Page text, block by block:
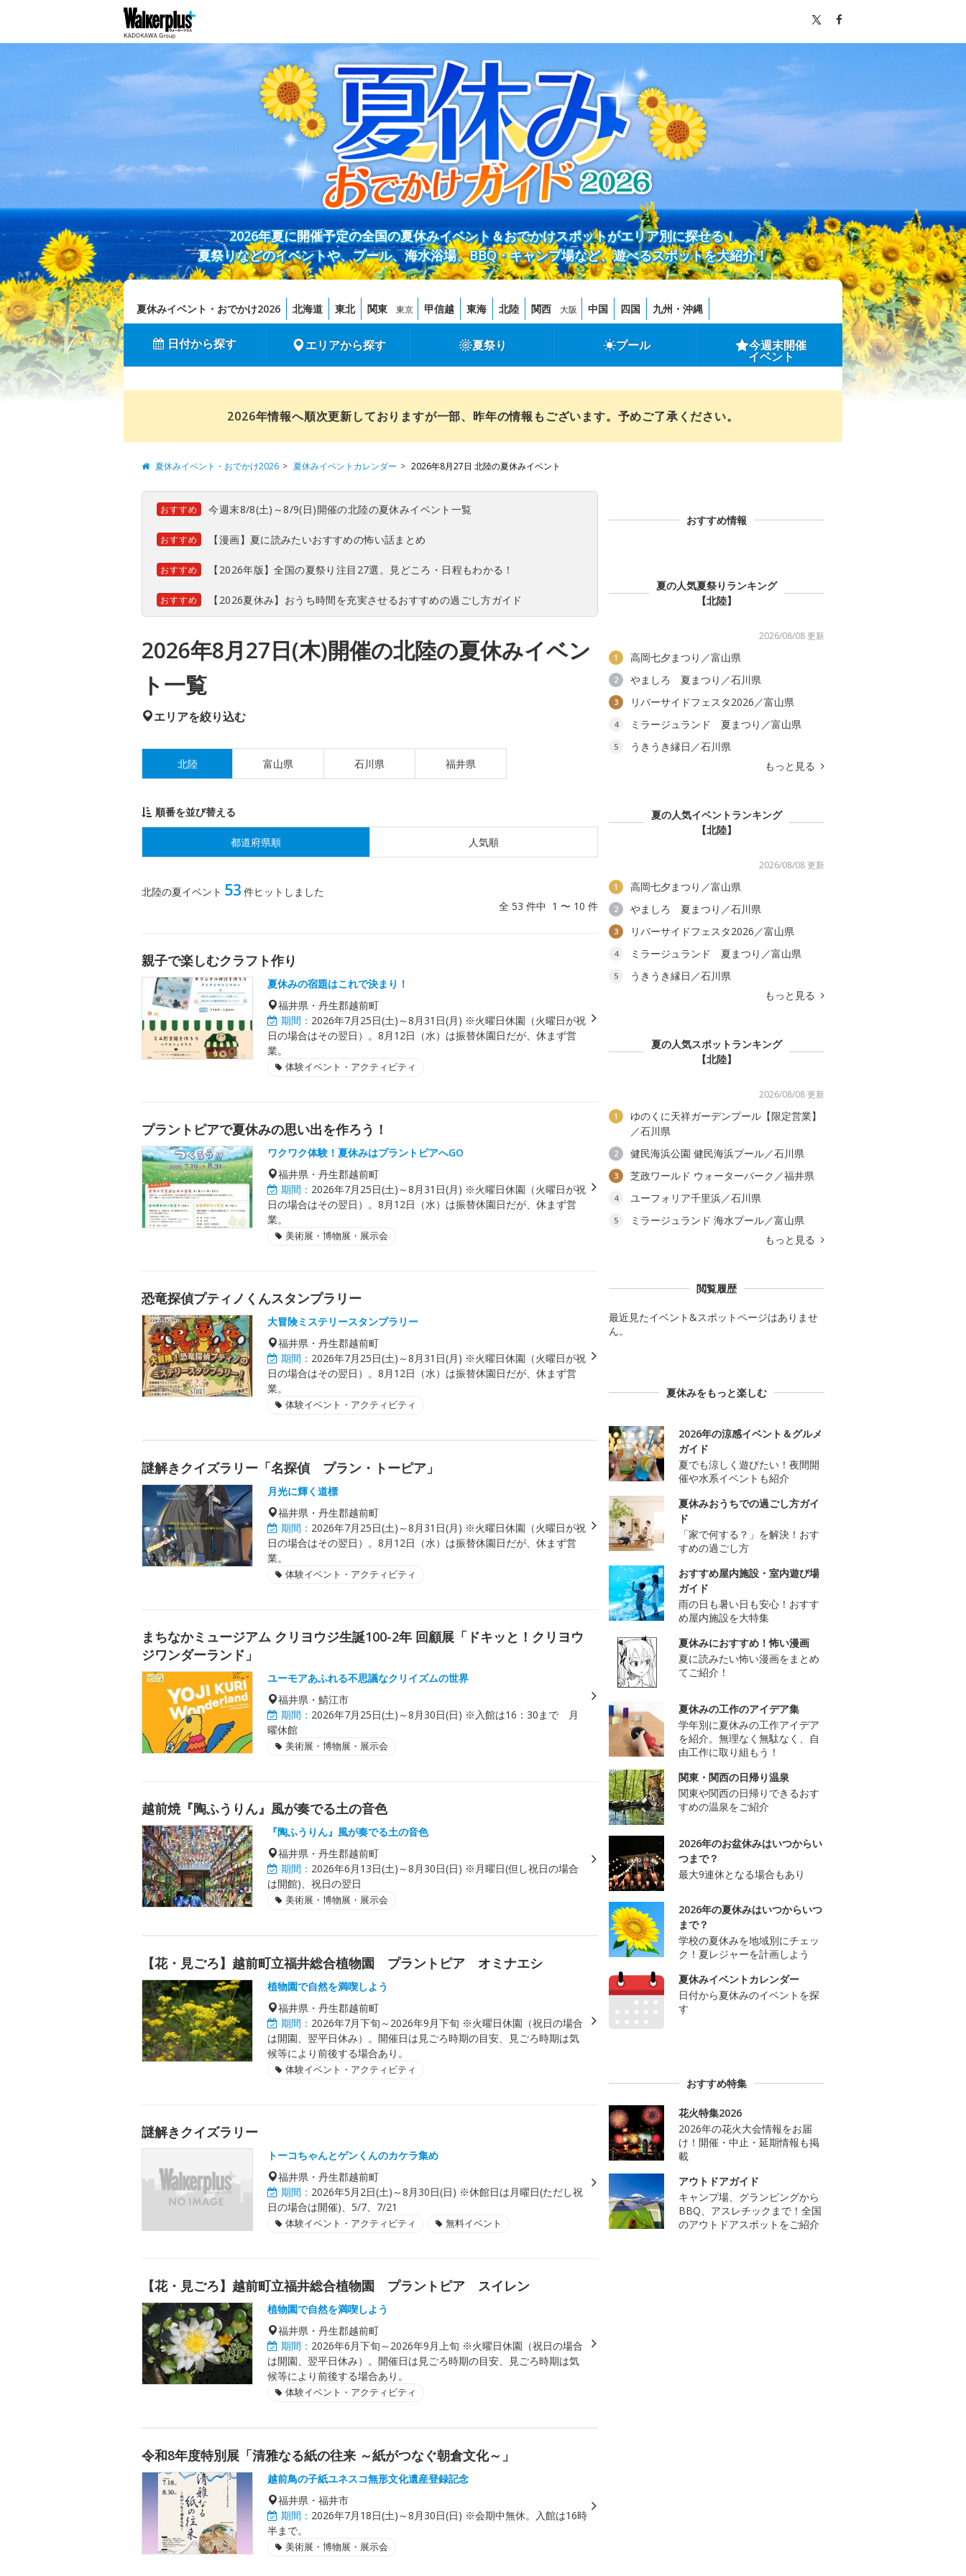
2026年夏に開催予定の全国の夏休みイベント＆おでかけスポットがエリア別に探せる！
夏祭りなどのイベントや、プール、海水浴場、BBQ・キャンプ場など、遊べるスポットを大紹介！
夏休みイベント・おでかけ2026 北海道 東北 関東 東京 甲信越 東海 北陸 関西 大阪 中国 四国 九州・沖縄
日付から探す エリアから探す 夏祭り プール 今週末開催
イベント
2026年情報へ順次更新しておりますが一部、昨年の情報もございます。予めご了承ください。
夏休みイベント・おでかけ2026 夏休みイベントカレンダー 2026年8月27日 北陸の夏休みイベント
おすすめ 今週末8/8(土)～8/9(日)開催の北陸の夏休みイベント一覧
おすすめ 【漫画】夏に読みたいおすすめの怖い話まとめ
おすすめ 【2026年版】全国の夏祭り注目27選。見どころ・日程もわかる！
おすすめ 【2026夏休み】おうち時間を充実させるおすすめの過ごし方ガイド
2026年8月27日(木)開催の北陸の夏休みイベン
ト一覧
エリアを絞り込む
北陸 富山県 石川県 福井県
順番を並び替える
都道府県順 人気順
北陸の夏イベント 53 件ヒットしました
全 53 件中 1 〜 10 件
親子で楽しむクラフト作り
夏休みの宿題はこれで決まり！
福井県・丹生郡越前町
期間： 2026年7月25日(土)～8月31日(月) ※火曜日休園（火曜日が祝
日の場合はその翌日）。8月12日（水）は振替休園日だが、休まず営
業。
体験イベント・アクティビティ
プラントピアで夏休みの思い出を作ろう！
ワクワク体験！夏休みはプラントピアへGO
福井県・丹生郡越前町
期間： 2026年7月25日(土)～8月31日(月) ※火曜日休園（火曜日が祝
日の場合はその翌日）。8月12日（水）は振替休園日だが、休まず営
業。
美術展・博物展・展示会
恐竜探偵プティノくんスタンプラリー
大冒険ミステリースタンプラリー
福井県・丹生郡越前町
期間： 2026年7月25日(土)～8月31日(月) ※火曜日休園（火曜日が祝
日の場合はその翌日）。8月12日（水）は振替休園日だが、休まず営
業。
体験イベント・アクティビティ
謎解きクイズラリー「名探偵 プラン・トーピア」
月光に輝く道標
福井県・丹生郡越前町
期間： 2026年7月25日(土)～8月31日(月) ※火曜日休園（火曜日が祝
日の場合はその翌日）。8月12日（水）は振替休園日だが、休まず営
業。
体験イベント・アクティビティ
まちなかミュージアム クリヨウジ生誕100-2年 回顧展「ドキッと！クリヨウ
ジワンダーランド」
ユーモアあふれる不思議なクリイズムの世界
福井県・鯖江市
期間： 2026年7月25日(土)～8月30日(日) ※入館は16：30まで 月
曜休館
美術展・博物展・展示会
越前焼『陶ふうりん』風が奏でる土の音色
『陶ふうりん』風が奏でる土の音色
福井県・丹生郡越前町
期間： 2026年6月13日(土)～8月30日(日) ※月曜日(但し祝日の場合
は開館)、祝日の翌日
美術展・博物展・展示会
【花・見ごろ】越前町立福井総合植物園 プラントピア オミナエシ
植物園で自然を満喫しよう
福井県・丹生郡越前町
期間： 2026年7月下旬～2026年9月下旬 ※火曜日休園（祝日の場合
は開園、翌平日休み）。開催日は見ごろ時期の目安、見ごろ時期は気
候等により前後する場合あり。
体験イベント・アクティビティ
謎解きクイズラリー
トーコちゃんとゲンくんのカケラ集め
福井県・丹生郡越前町
期間： 2026年5月2日(土)～8月30日(日) ※休館日は月曜日(ただし祝
日の場合は開催)、5/7、7/21
体験イベント・アクティビティ 無料イベント
【花・見ごろ】越前町立福井総合植物園 プラントピア スイレン
植物園で自然を満喫しよう
福井県・丹生郡越前町
期間： 2026年6月下旬～2026年9月上旬 ※火曜日休園（祝日の場合
は開園、翌平日休み）。開催日は見ごろ時期の目安、見ごろ時期は気
候等により前後する場合あり。
体験イベント・アクティビティ
令和8年度特別展「清雅なる紙の往来 ～紙がつなぐ朝倉文化～」
越前鳥の子紙ユネスコ無形文化遺産登録記念
福井県・福井市
期間： 2026年7月18日(土)～8月30日(日) ※会期中無休。入館は16時
半まで。
美術展・博物展・展示会
おすすめ情報
夏の人気夏祭りランキング
【北陸】
2026/08/08 更新
1 高岡七夕まつり／富山県
2 やましろ 夏まつり／石川県
3 リバーサイドフェスタ2026／富山県
4 ミラージュランド 夏まつり／富山県
5
うきうき縁日／石川県
もっと見る
夏の人気イベントランキング
【北陸】
2026/08/08 更新
1 高岡七夕まつり／富山県
2 やましろ 夏まつり／石川県
3 リバーサイドフェスタ2026／富山県
4 ミラージュランド 夏まつり／富山県
5
うきうき縁日／石川県
もっと見る
夏の人気スポットランキング
【北陸】
2026/08/08 更新
1
ゆのくに天祥ガーデンプール【限定営業】
／石川県
2 健民海浜公園 健民海浜プール／石川県
3 芝政ワールド ウォーターパーク／福井県
4 ユーフォリア千里浜／石川県
5
ミラージュランド 海水プール／富山県
もっと見る
閲覧履歴
最近見たイベント&スポットページはありませ
ん。
夏休みをもっと楽しむ
2026年の涼感イベント＆グルメ
ガイド
夏でも涼しく遊びたい！夜間開
催や水系イベントも紹介
夏休みおうちでの過ごし方ガイ
ド
「家で何する？」を解決！おす
すめの過ごし方
おすすめ屋内施設・室内遊び場
ガイド
雨の日も暑い日も安心！おすす
め屋内施設を大特集
夏休みにおすすめ！怖い漫画
夏に読みたい怖い漫画をまとめ
てご紹介！
夏休みの工作のアイデア集
学年別に夏休みの工作アイデア
を紹介。無理なく無駄なく、自
由工作に取り組もう！
関東・関西の日帰り温泉
関東や関西の日帰りできるおす
すめの温泉をご紹介
2026年のお盆休みはいつからい
つまで？
最大9連休となる場合もあり
2026年の夏休みはいつからいつ
まで？
学校の夏休みを地域別にチェッ
ク！夏レジャーを計画しよう
夏休みイベントカレンダー
日付から夏休みのイベントを探
す
おすすめ特集
花火特集2026
2026年の花火大会情報をお届
け！開催・中止・延期情報も掲
載
アウトドアガイド
キャンプ場、グランピングから
BBQ、アスレチックまで！全国
のアウトドアスポットをご紹介